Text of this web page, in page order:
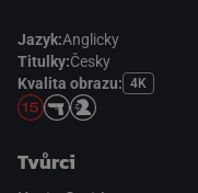
Jazyk:Anglicky
Titulky:Česky
Kvalita obrazu: 4K
Tvůrci